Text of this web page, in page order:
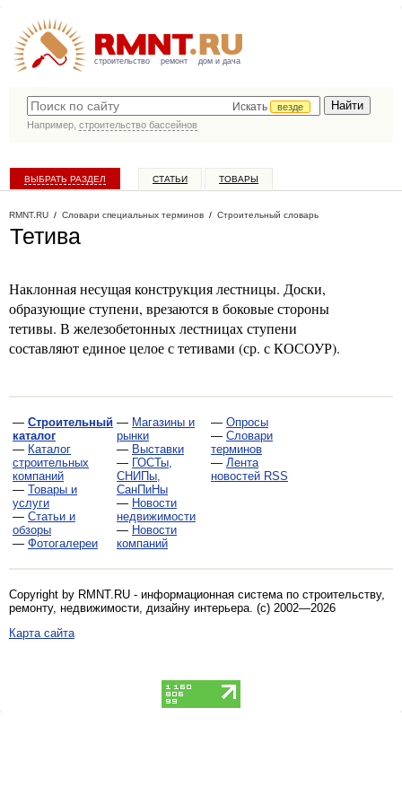
строительство ремонт дом и дача
Искать
везде
Например, строительство бассейнов
ВЫБРАТЬ РАЗДЕЛ СТАТЬИ ТОВАРЫ
RMNT.RU / Словари специальных терминов / Строительный словарь
Тетива
Наклонная несущая конструкция лестницы. Доски,
образующие ступени, врезаются в боковые стороны
тетивы. В железобетонных лестницах ступени
составляют единое целое с тетивами (ср. с КОСОУР).
— Строительный
каталог
— Каталог
строительных
компаний
— Товары и
услуги
— Статьи и
обзоры
— Фотогалереи
— Магазины и
рынки
— Выставки
— ГОСТы,
СНИПы,
СанПиНы
— Новости
недвижимости
— Новости
компаний
— Опросы
— Словари
терминов
— Лента
новостей RSS
Copyright by RMNT.RU - информационная система по строительству,
ремонту, недвижимости, дизайну интерьера. (c) 2002—2026
Карта сайта